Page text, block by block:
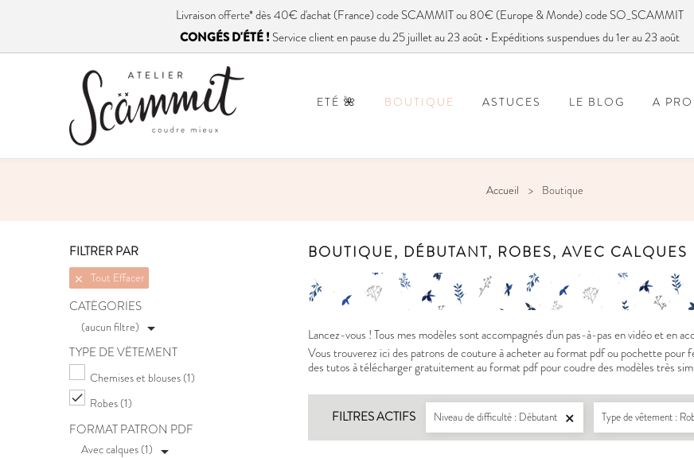
Livraisonofferte* dès 40€ d'achat (France) code SCAMMIT ou 80€ (Europe & Monde) code SO_SCAMMIT
CONGÉS D'ÉTÉ ! Service client en pause du 25 juillet au 23 août • Expéditions suspendues du 1er au 23 août
ETÉ 🌺 BOUTIQUE ASTUCES LE BLOG A
Accueil Boutique
FILTRER PAR
 Tout Effacer
CATÉGORIES
(aucun filtre) 
TYPE DE VÊTEMENT
Chemises et blouses (1)
 Robes (1)
FORMAT PATRON PDF
Avec calques (1) 
BOUTIQUE, DÉBUTANT, ROBES, AVEC CALQUES
Lancez-vous ! Tous mes modèles sont accompagnés d'un pas-à-pas en vidéo et en
Vous trouverez ici des patrons de couture à acheter au format pdf ou pochette pour
des tutos à télécharger gratuitement au format pdf pour coudre des modèles très
FILTRES ACTIFS Niveau de difficulté : Débutant  Type de vêtement :